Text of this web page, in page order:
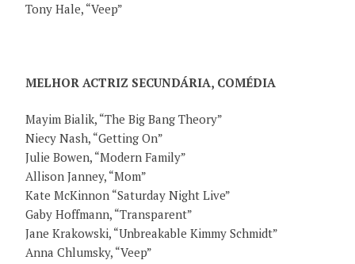
Tony Hale, “Veep”
MELHOR ACTRIZ SECUNDÁRIA, COMÉDIA
Mayim Bialik, “The Big Bang Theory”
Niecy Nash, “Getting On”
Julie Bowen, “Modern Family”
Allison Janney, “Mom”
Kate McKinnon “Saturday Night Live”
Gaby Hoffmann, “Transparent”
Jane Krakowski, “Unbreakable Kimmy Schmidt”
Anna Chlumsky, “Veep”